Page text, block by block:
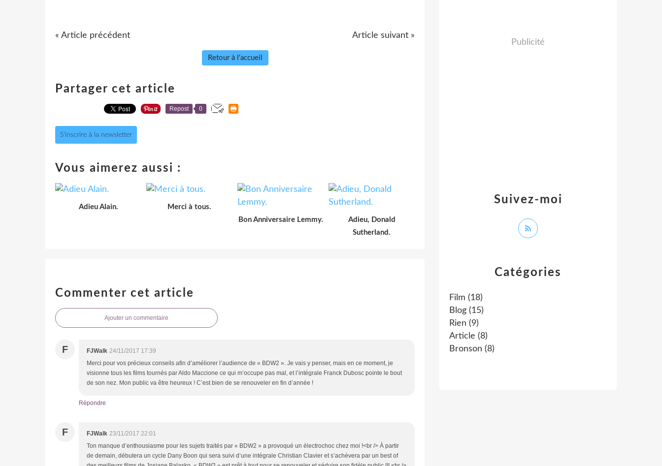
« Article précédent Article suivant »
Retour à l'accueil
Partager cet article
Repost 0
S'inscrire à la newsletter
Vous aimerez aussi :
Adieu Alain.
Merci à tous.
Bon Anniversaire Lemmy.
Adieu, Donald
Sutherland.
Commenter cet article
Ajouter un commentaire
F FJWalk 24/11/2017 17:39
Merci pour vos précieux conseils afin d’améliorer l’audience de « BDW2 ». Je vais y penser, mais en ce moment, je
visionne tous les films tournés par Aldo Maccione ce qui m’occupe pas mal, et l’intégrale Franck Dubosc pointe le bout
de son nez. Mon public va être heureux ! C’est bien de se renouveler en fin d’année !
Répondre
F FJWalk 23/11/2017 22:01
Ton manque d’enthousiasme pour les sujets traités par « BDW2 » a provoqué un électrochoc chez moi !<br /> À partir
de demain, débutera un cycle Dany Boon qui sera suivi d’une intégrale Christian Clavier et s’achèvera par un best of
Catégories
Film (18)
Blog (15)
Rien (9)
Article (8)
Bronson (8)
Suivez-moi
Publicité